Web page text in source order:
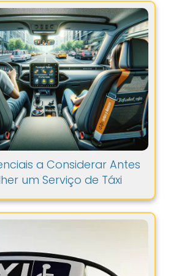
a Considerar Antes
um Serviço de Táxi